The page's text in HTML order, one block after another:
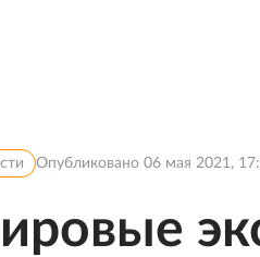
Опубликовано 06 мая 2021,